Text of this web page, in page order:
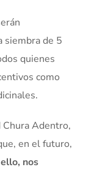
siembra de 5
quienes
como
Chura Adentro,
en el futuro,
nos